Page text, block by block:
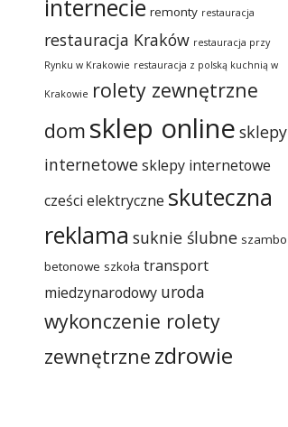
internecie remonty restauracja
restauracja Kraków restauracja przy
Rynku w Krakowie restauracja z polską kuchnią w
Krakowie rolety zewnętrzne
dom sklep online sklepy
internetowesklepy internetowe
cześci elektryczne skuteczna
reklama suknie ślubne szambo
betonowe szkoła transport
miedzynarodowy uroda
wykonczenie rolety
zewnętrzne zdrowie